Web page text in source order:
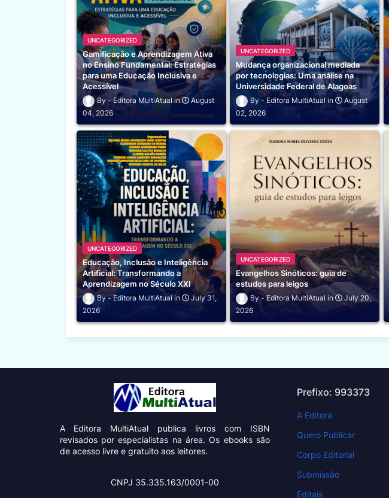
UNCATEGORIZED
Gamificação e Aprendizagem Ativa
no Ensino Fundamental: Estratégias
para uma Educação Inclusiva e
Acessível
Editora MultiAtual
August
04, 2026
UNCATEGORIZED
Mudança organizacional mediada
por tecnologias: Uma análise na
Universidade Federal de Alagoas
Editora MultiAtual
August
02, 2026
UNCATEGORIZED
Educação, Inclusão e Inteligência
Artificial: Transformando a
Aprendizagem no Século XXI
Editora MultiAtual
July 31,
2026
UNCATEGORIZED
Evangelhos Sinóticos: guia de
estudos para leigos
Editora MultiAtual
July 20,
2026
A Editora MultiAtual publica livros com ISBN
revisados por especialistas na área. Os ebooks são
de acesso livre e gratuito aos leitores.
CNPJ 35.335.163/0001-00
Prefixo: 993373
A Editora
Quero Publicar
Corpo Editorial
Submissão
Editais